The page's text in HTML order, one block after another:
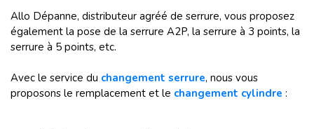
Allo Dépanne, distributeur agréé de serrure, vous proposez
également la pose de la serrure A2P, la serrure à 3 points, la
serrure à 5 points, etc.
Avec le service du changement serrure, nous vous
proposons le remplacement et le changement cylindre :